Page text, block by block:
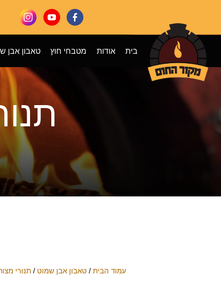
בית אודות מטבחי חוץ טאבון אבן
עמוד הבית / טאבון אבן שמוט / תנורי